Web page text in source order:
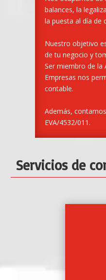
balances, la
la puesta al día de
Nuestro objetivo
de tu negocio y
Ser miembro de la
Empresas nos
contable.
Además,
EVA/4532/011.
Servicios de